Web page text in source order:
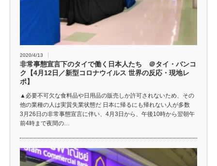
2020/4/13
非常事態宣言下のタイで働く日本人たち ＠タイ・バンコ
ク【4月12日／新型コロナウイルス 世界の反応・現地レ
ポ】
▲必要不可欠な食料品や日用品の販売しか許可されないため、その
他の業種の人は実質失業状態だ 日本に帰るにも帰れない人が多数
3月26日の非常事態宣言に伴い、4月3日から、午後10時から翌朝午
前4時まで夜間の…